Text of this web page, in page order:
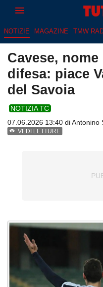
NOTIZIE MAGAZINE TMW
Cavese,
difesa: piace
del Savoia
NOTIZIA TC
07.06.2026 13:40 diAntonino
VEDI LETTURE